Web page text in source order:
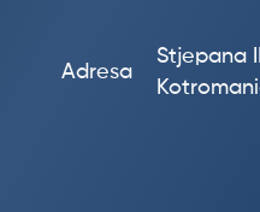
Adresa
Stjepana